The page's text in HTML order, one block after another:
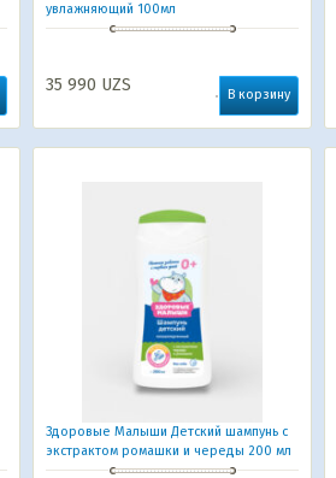
увлажняющий 100мл
35 990 UZS В корзину
Здоровые Малыши Детский шампунь с
экстрактом ромашки и череды 200 мл